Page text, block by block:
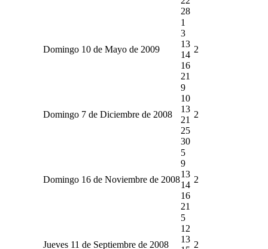
28
Domingo 10 de Mayo de 2009
1
3
13
14
16
21
2
Domingo 7 de Diciembre de 2008
9
10
13
21
25
30
2
Domingo 16 de Noviembre de 2008
5
9
13
14
16
21
2
Jueves 11 de Septiembre de 2008
5
12
13
2